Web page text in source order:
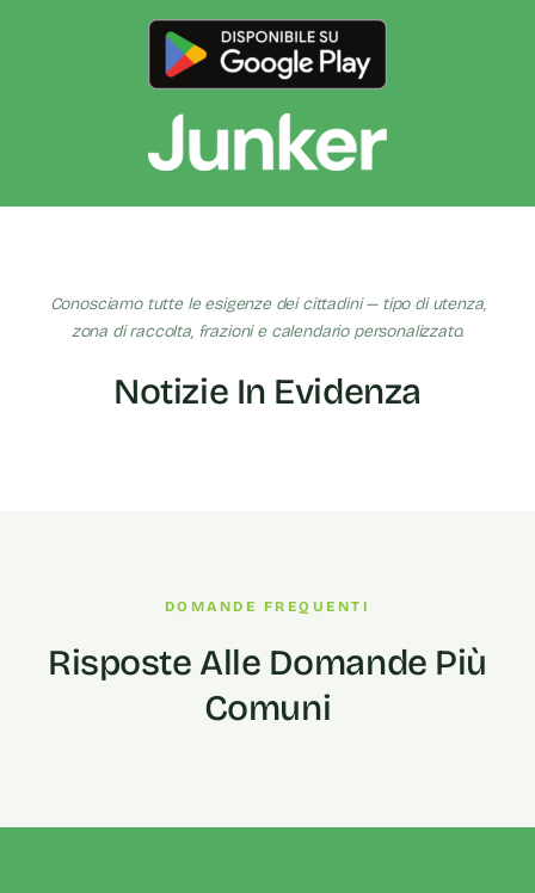
Conosciamo tutte le esigenze dei cittadini — tipo di utenza,
zona di raccolta, frazioni e calendario personalizzato.
Notizie In Evidenza
DOMANDE FREQUENTI
Risposte Alle Domande Più
Comuni